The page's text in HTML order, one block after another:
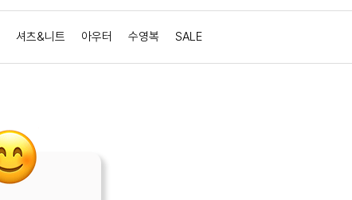
셔츠&니트 아우터 수영복 SALE